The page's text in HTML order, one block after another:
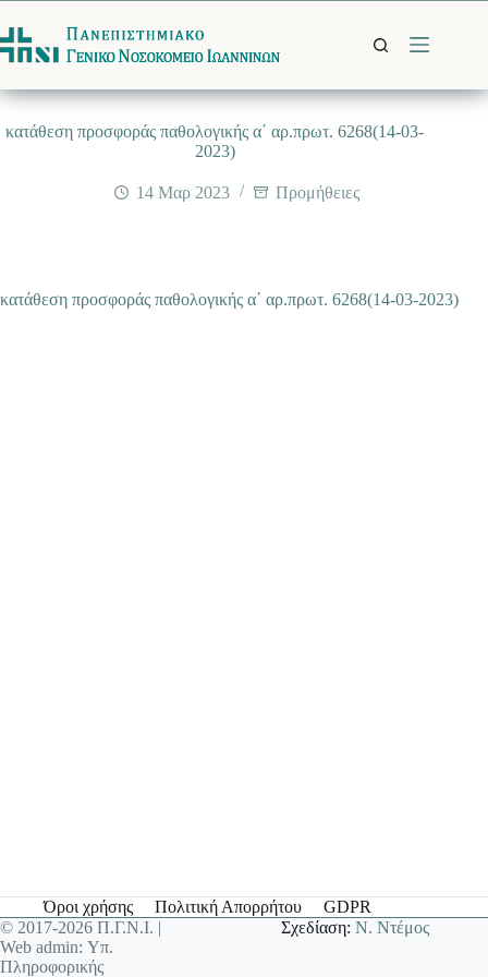
στο
περιεχόμενο
κατάθεση προσφοράς παθολογικής α΄ αρ.πρωτ. 6268(14-03-
2023)
14 Μαρ 2023 Προμήθειες
κατάθεση προσφοράς παθολογικής α΄ αρ.πρωτ. 6268(14-03-2023)
Όροι χρήσης Πολιτική Απορρήτου
GDPR
© 2017-2026 Π.Γ.Ν.Ι. |
Web admin: Υπ.
Πληροφορικής
Σχεδίαση:Ν. Ντέμος